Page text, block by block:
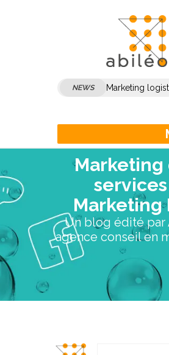
NEWS
Marketing
marketing
comment
marketing et sa
communication
Marketing
Marketing
Un blog édité par
agence conseil en